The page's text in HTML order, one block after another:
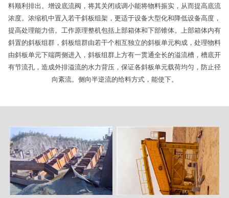
料顺利排出。增设底流阀，将其关闭或调小能将物料振实，从而提高底流
浓度。浓缩机中置入若干斜板组架，更适于设备大型化和降低设备高度，
提高处理能力倍。工作原理整机包括上部箱体和下部锥体。上部箱体内有
斜置的斜板组群，斜板组群由若干个相互独立的斜板单元构成，处理物料
由斜板单元下端两侧进入，斜板组群上方有一贯通全长的溢流槽，槽底开
有节流孔，造成外排溢流的水力背压，保证各斜板单元载荷均匀，防止径
向紊流。侧向半逆流的给料方式，能使下。